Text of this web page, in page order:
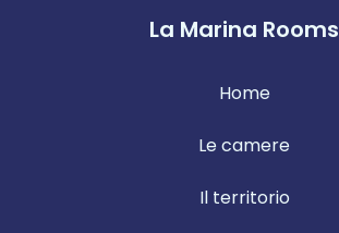
La Marina Rooms
Home
Le camere
Il territorio